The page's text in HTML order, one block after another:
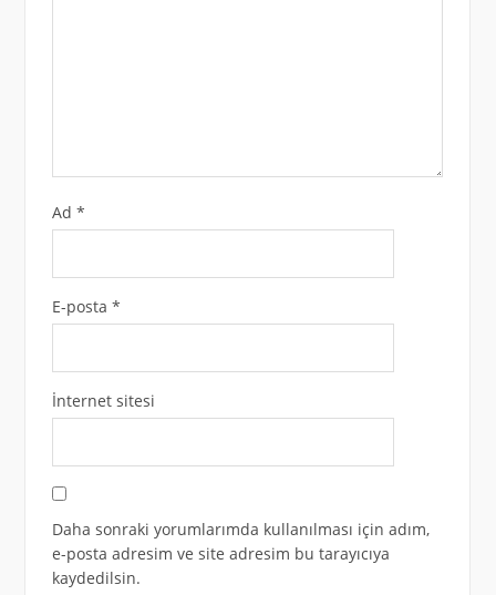
Ad *
E-posta *
İnternet sitesi
Daha sonraki yorumlarımda kullanılması için adım,
e-posta adresim ve site adresim bu tarayıcıya
kaydedilsin.